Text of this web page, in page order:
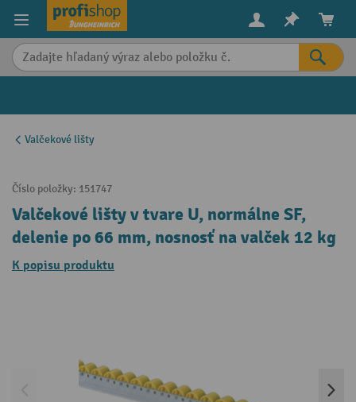
content
Valčekové lišty
Číslo položky: 151747
Valčekové lišty v tvare U, normálne SF,
delenie po 66 mm, nosnosť na valček 12 kg
K popisu produktu